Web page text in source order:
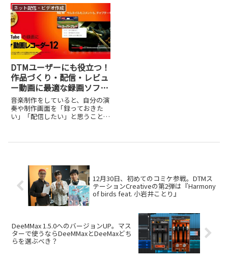
12月17日にリリースしました。
その名も「nodee（ノーディ
ー）」。これは簡単にいえば、あ
らゆる音楽配信サービスのリン
ク...
ネット配信・ビデオ作成
DTMユーザーにも役立つ！
作品づくり・配信・レビュ
ー動画に最適な録画ソフト
「B’s 動画レコーダー 12」
活用法
音楽制作をしていると、自分の演
奏や制作画面を「録っておきた
い」「配信したい」と思うことが
サウンドデザインの過程を動画で
12月30日、初めてのコミケ参戦。DTMス
テーションCreativeの第2弾は『Harmony
of birds feat. 小岩井ことり』
DeeMMax 1.5.0へのバージョンUP。マス
ターで使うならDeeMMaxとDeeMaxどち
らを選ぶべき？